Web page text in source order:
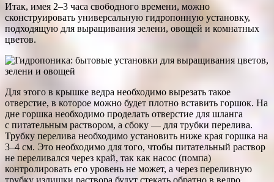
Итак, имея 2–3 часа свободного времени, можно
сконструировать универсальную гидропонную установку,
подходящую для выращивания зелени, овощей и комнатных
цветов.
Для этого в крышке ведра необходимо вырезать такое
отверстие, в которое можно будет плотно вставить горшок. На
дне горшка необходимо проделать отверстие для шланга
с питательным раствором, а сбоку — для трубки перелива.
Трубку перелива необходимо установить ниже края горшка на
3–4 см. Это необходимо для того, чтобы питательный раствор
не переливался через край, так как насос (помпа)
контролировать его уровень не может, а через переливную
трубку излишки раствора будут стекать обратно в ведро.